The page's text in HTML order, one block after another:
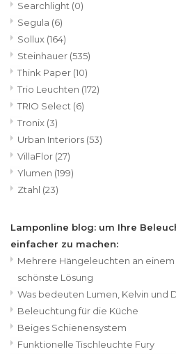
Searchlight (0)
Segula (6)
Sollux (164)
Steinhauer (535)
Think Paper (10)
Trio Leuchten (172)
TRIO Select (6)
Tronix (3)
Urban Interiors (53)
VillaFlor (27)
Ylumen (199)
Ztahl (23)
Lamponline blog: um Ihre
einfacher zu machen:
Mehrere Hängeleuchten an
schönste Lösung
Was bedeuten Lumen, Kelvin und
Beleuchtung für die Küche
Beiges Schienensystem
Funktionelle Tischleuchte Fury